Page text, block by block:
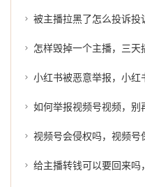
被主播拉黑了怎么投诉投诉主播呢，
怎样毁掉一个主播，三天
小红书被恶意举报，小红书被
如何举报视频号视频，别再盲目操
视频号会侵权吗，视频号保证金
给主播转钱可以要回来吗，给主播打